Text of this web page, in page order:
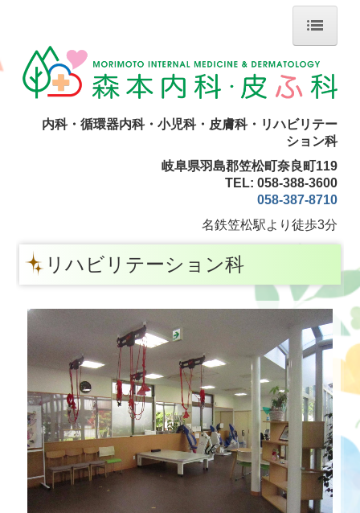
ホーム
診療のご案内
メソナJ
介護サービス
採用情報
内科・循環器内科・小児科・皮膚科・リハビリテー
ション科
岐阜県羽島郡笠松町奈良町119
TEL: 058-388-3600
058-387-8710
名鉄笠松駅より徒歩3分
リハビリテーション科